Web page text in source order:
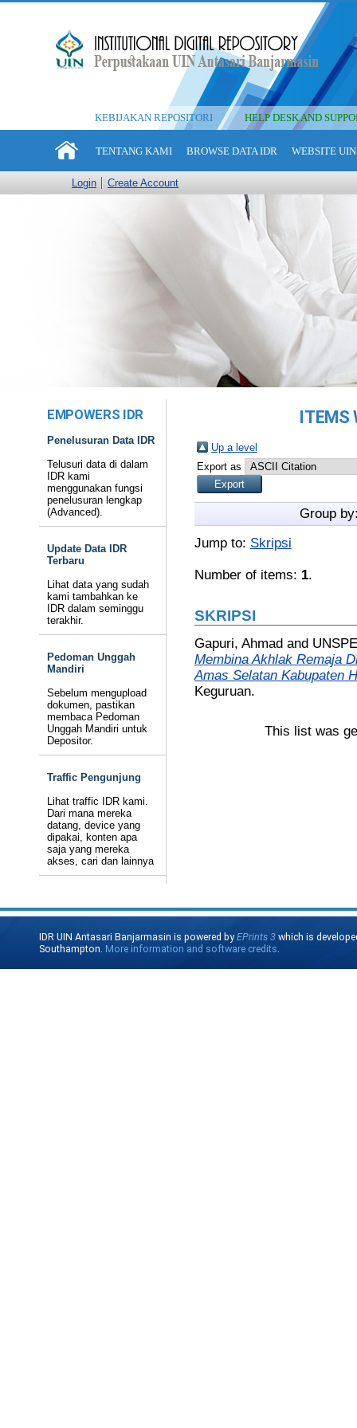
KEBIJAKAN REPOSITORI HELP DESK AND
TENTANG KAMI BROWSE DATA IDR WEBSITE
Login Create Account
EMPOWERS IDR
Penelusuran Data IDR
Telusuri data di dalam
IDR kami
menggunakan fungsi
penelusuran lengkap
(Advanced).
Update Data IDR
Terbaru
Lihat data yang sudah
kami tambahkan ke
IDR dalam seminggu
terakhir.
Pedoman Unggah
Mandiri
Sebelum mengupload
dokumen, pastikan
membaca Pedoman
Unggah Mandiri untuk
Depositor.
Traffic Pengunjung
Lihat traffic IDR kami.
Dari mana mereka
datang, device yang
dipakai, konten apa
saja yang mereka
akses, cari dan lainnya
ITEMS
Up a level
Export as
Group
Jump to: Skripsi
Number of items: 1.
SKRIPSI
Gapuri, Ahmadand
Membina Akhlak Remaja
Amas Selatan Kabupaten
Keguruan.
This list was
IDR UIN Antasari Banjarmasin is powered byEPrints 3 which is
Southampton. More information and software credits.